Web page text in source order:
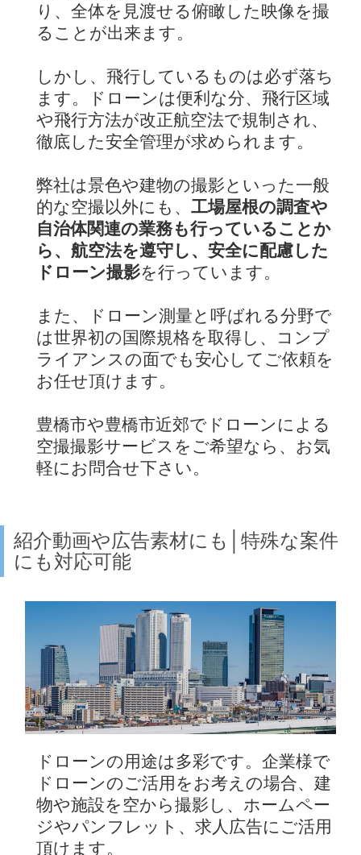
り、全体を見渡せる俯瞰した映像を撮
ることが出来ます。
しかし、飛行しているものは必ず落ち
ます。ドローンは便利な分、飛行区域
や飛行方法が改正航空法で規制され、
徹底した安全管理が求められます。
弊社は景色や建物の撮影といった一般
的な空撮以外にも、 工場屋根の調査や
自治体関連の業務も行っていることか
ら、航空法を遵守し、安全に配慮した
ドローン撮影を行っています。
また、ドローン測量と呼ばれる分野で
は世界初の国際規格を取得し、コンプ
ライアンスの面でも安心してご依頼を
お任せ頂けます。
豊橋市や豊橋市近郊でドローンによる
空撮撮影サービスをご希望なら、お気
軽にお問合せ下さい。
紹介動画や広告素材にも│特殊な案件
にも対応可能
ドローンの用途は多彩です。企業様で
ドローンのご活用をお考えの場合、建
物や施設を空から撮影し、ホームペー
ジやパンフレット、求人広告にご活用
頂けます。